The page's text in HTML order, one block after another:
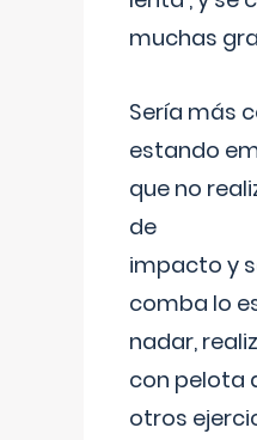
muchas
Sería más
estando
que no
de
impacto y
comba lo
nadar,
con pelota
otros